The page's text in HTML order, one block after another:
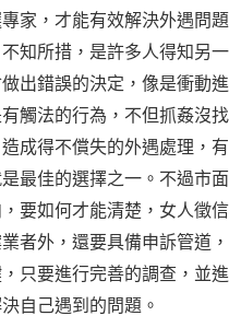
家，才能有效解決外遇問題
知所措，是許多人得知另
出錯誤的決定，像是衝動
觸法的行為，不但抓姦沒
成得不償失的外遇處理，
最佳的選擇之一。不過市
要如何才能清楚，女人徵
者外，還要具備申訴管道
只要進行完善的調查，並
自己遇到的問題。